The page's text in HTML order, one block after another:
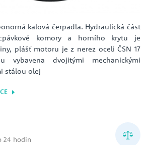
kalová čerpadla. Hydraulická část
komory a horního krytu je
plášť motoru je z nerez oceli ČSN 17
vybavena dvojitými mechanickými
stálou olej
24 hodin